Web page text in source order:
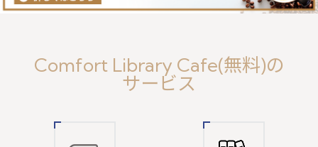
Comfort Library Cafe(無料)の
サービス